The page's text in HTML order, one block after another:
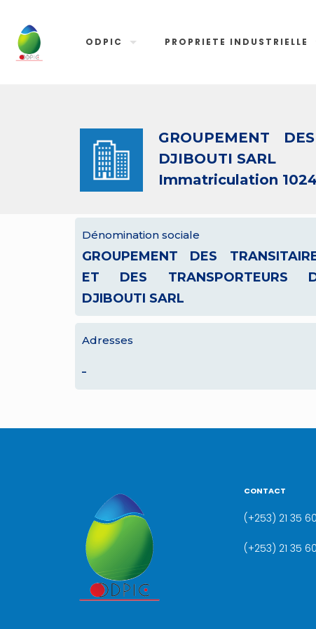
ODPIC PROPRIETE INDUSTRIELLE
GROUPEMENT
DJIBOUTI SARL
Immatriculation
Dénomination sociale
GROUPEMENT DES
ET DES TRANSPORTEURS
DJIBOUTI SARL
Adresses
–
CONTACT
(+253) 21 35 60
(+253) 21 35